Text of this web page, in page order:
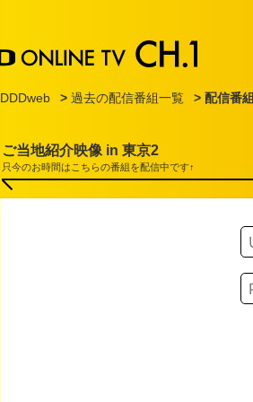
DDDweb > 過去の配信番組一覧 > 配信番組
ご当地紹介映像 in 東京2
只今のお時間はこちらの番組を配信中です↑